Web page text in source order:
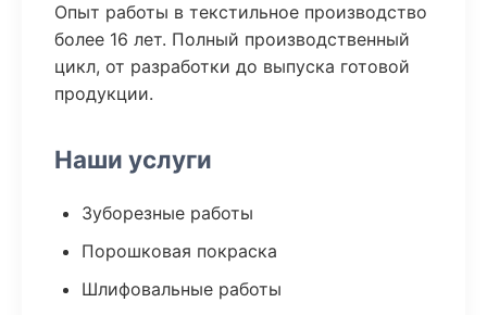
Опыт работы в текстильное производство
более 16 лет. Полный производственный
цикл, от разработки до выпуска готовой
продукции.
Наши услуги
Зуборезные работы
Порошковая покраска
Шлифовальные работы